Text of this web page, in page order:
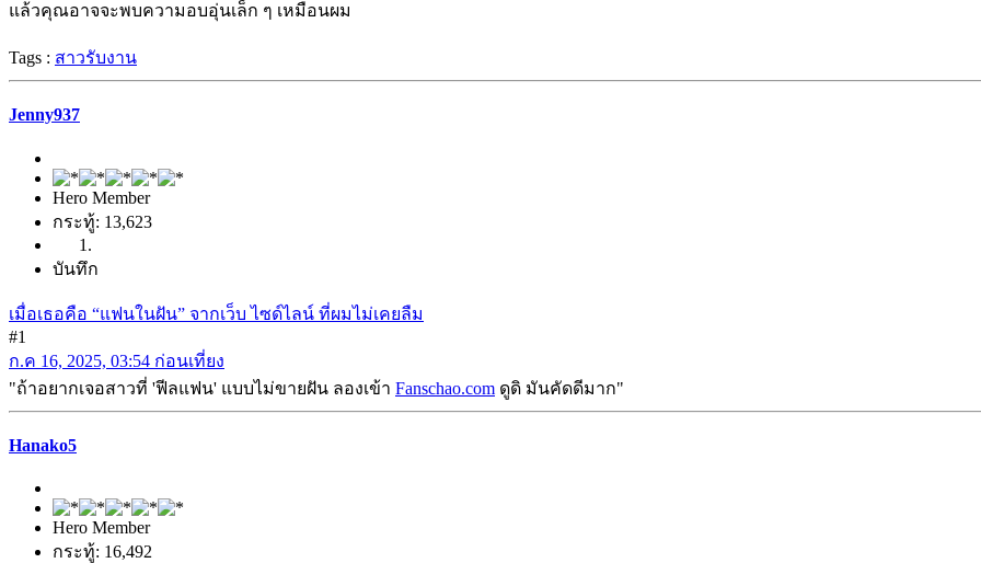
แล้วคุณอาจจะพบความอบอุ่นเล็ก ๆ เหมือนผม
Tags : สาวรับงาน
Jenny937
Hero Member
กระทู้: 13,623
บันทึก
เมื่อเธอคือ “แฟนในฝัน” จากเว็บ ไซด์ไลน์ ที่ผมไม่เคยลืม
#1
ก.ค 16, 2025, 03:54 ก่อนเที่ยง
"ถ้าอยากเจอสาวที่ 'ฟีลแฟน' แบบไม่ขายฝัน ลองเข้า Fanschao.com ดูดิ มันคัดดีมาก"
Hanako5
Hero Member
กระทู้: 16,492